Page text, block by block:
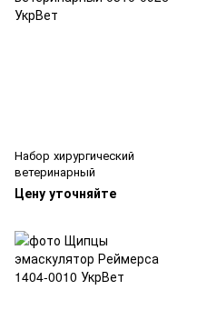
Набор хирургический
ветеринарный
Цену уточняйте